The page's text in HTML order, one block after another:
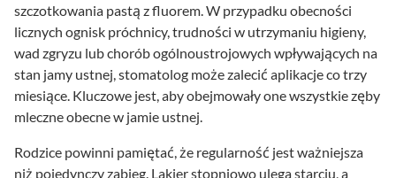
szczotkowania pastą z fluorem. W przypadku obecności
licznych ognisk próchnicy, trudności w utrzymaniu higieny,
wad zgryzu lub chorób ogólnoustrojowych wpływających na
stan jamy ustnej, stomatolog może zalecić aplikacje co trzy
miesiące. Kluczowe jest, aby obejmowały one wszystkie zęby
mleczne obecne w jamie ustnej.
Rodzice powinni pamiętać, że regularność jest ważniejsza
niż pojedynczy zabieg. Lakier stopniowo ulega starciu, a